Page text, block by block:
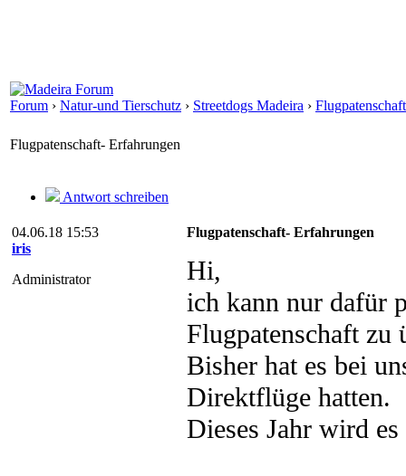
Forum › Natur-und Tierschutz › Streetdogs Madeira ›
Flugpatenschaft- Erfahrungen
Antwort schreiben
04.06.18 15:53
iris
Administrator
Flugpatenschaft- Erfahrungen
Hi,
ich kann nur dafür
Flugpatenschaft zu
Bisher hat es bei
Direktflüge hatten.
Dieses Jahr wird